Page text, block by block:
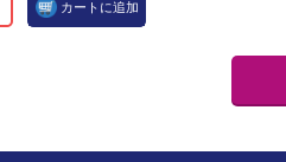
カートに追加